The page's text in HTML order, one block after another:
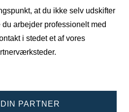
at du ikke selv udskifter
arbejder professionelt med
i stedet et af vores
PARTNER